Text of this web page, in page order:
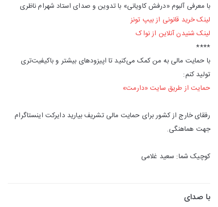
با معرفی آلبوم «درفش کاویانی» با تدوین و صدای استاد شهرام ناظری
لینک خرید قانونی از بیپ تونز
لینک شنیدن آنلاین از نواک
****
با حمایت مالی به من کمک می‌کنید تا اپیزودهای بیشتر و باکیفیت‌تری
تولید کنم:
حمایت از طریق سایت «دارمت»
رفقای خارج از کشور برای حمایت مالی تشریف بیارید دایرکت اینستاگرام
جهت هماهنگی.
کوچیک شما: سعید غلامی
با صدای